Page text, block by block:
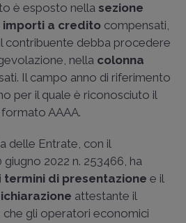
è esposto nella sezione
importi a credito compensati,
contribuente debba procedere
nella colonna
Il campo anno di riferimento
per il quale è riconosciuto il
AAAA.
delle Entrate, con il
2022 n. 253466, ha
termini di presentazione e il
attestante il
che gli operatori economici